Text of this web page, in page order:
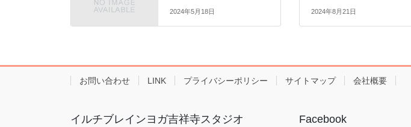
2024年5月18日 2024年8月21日
お問い合わせ LINK プライバシーポリシー サイトマップ 会社概要
イルチブレインヨガ吉祥寺スタジオ Facebook